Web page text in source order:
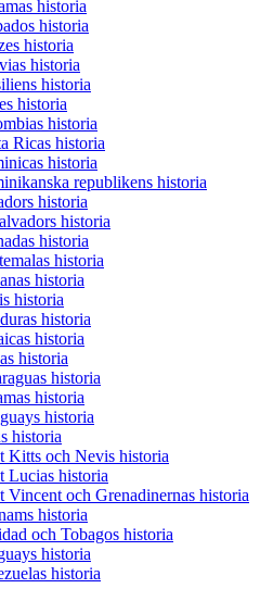
historia
historia
historia
historia
historia
historia
historia
Ricas historia
historia
republikens historia
historia
historia
historia
historia
historia
historia
historia
historia
historia
historia
historia
historia
historia
Kitts och Nevis historia
Lucias historia
Vincent och Grenadinernas historia
historia
och Tobagos historia
historia
historia